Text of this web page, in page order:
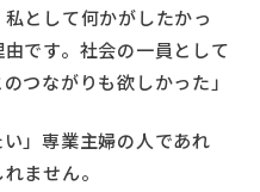
として何かがしたかっ
です。社会の一員として
つながりも欲しかった」
い」専業主婦の人であれ
ません。